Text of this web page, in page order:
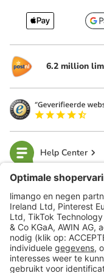
6.2 million
Help Center
limango
Veilig winkelen
Klantenservice